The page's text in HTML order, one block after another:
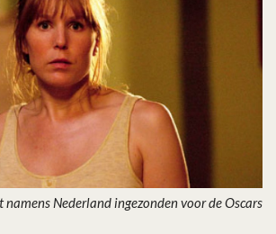
Nederland ingezonden voor de Oscars